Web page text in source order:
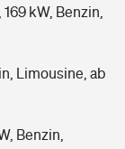
kW, Benzin,
Limousine, ab
Benzin,